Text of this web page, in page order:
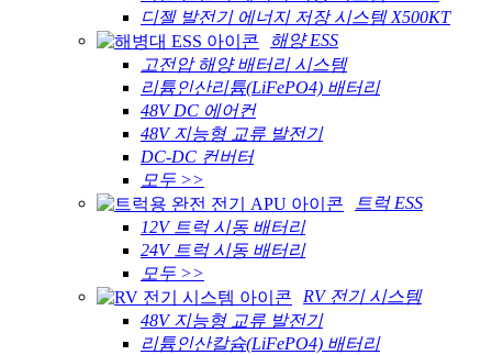
디젤 발전기 에너지 저장 시스템 X500KT
해양 ESS
고전압 해양 배터리 시스템
리튬인산리튬(LiFePO4) 배터리
48V DC 에어컨
48V 지능형 교류 발전기
DC-DC 컨버터
모두 >>
트럭 ESS
12V 트럭 시동 배터리
24V 트럭 시동 배터리
모두 >>
RV 전기 시스템
48V 지능형 교류 발전기
리튬인산칼슘(LiFePO4) 배터리